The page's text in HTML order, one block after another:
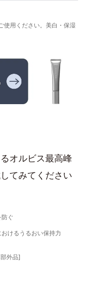
使用ください。美白・保湿
オルビス最高峰
てみてください
ぐ
けるうるおい保持力
外品]